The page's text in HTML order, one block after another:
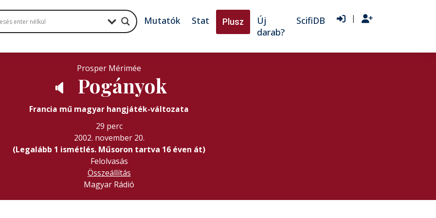
Mutatók Stat Plusz
Új
darab?
ScifiDB |
Prosper Mérimée
🔈 Pogányok
Francia mű magyar hangjáték-változata
29 perc
2002. november 20.
(Legalább 1 ismétlés. Műsoron tartva 16 éven át)
Felolvasás
Összeállítás
Magyar Rádió